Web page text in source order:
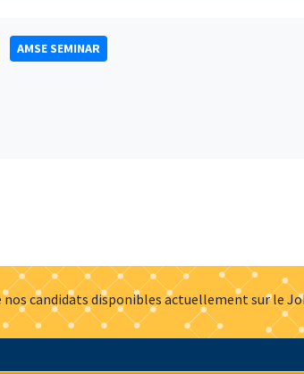
AMSE SEMINAR
nos candidats disponibles actuellement sur le